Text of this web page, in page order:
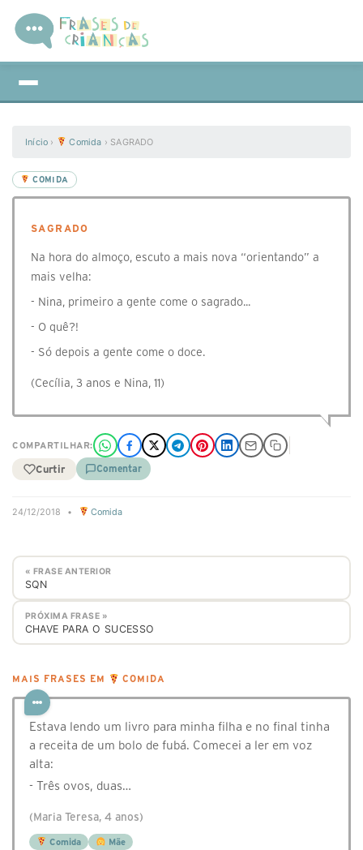
Início › Comida › SAGRADO
COMIDA
SAGRADO
Na hora do almoço, escuto a mais nova “orientando” a
mais velha:
- Nina, primeiro a gente come o sagrado...
- O quê?!
- Só depois a gente come o doce.
(Cecília, 3 anos e Nina, 11)
COMPARTILHAR:
Curtir Comentar
24/12/2018 • Comida
« FRASE ANTERIOR
SQN
PRÓXIMA FRASE »
CHAVE PARA O SUCESSO
MAIS FRASES EM COMIDA
Estava lendo um livro para minha filha e no final tinha
a receita de um bolo de fubá. Comecei a ler em voz
alta:
- Três ovos, duas…
(Maria Teresa, 4 anos)
Comida Mãe